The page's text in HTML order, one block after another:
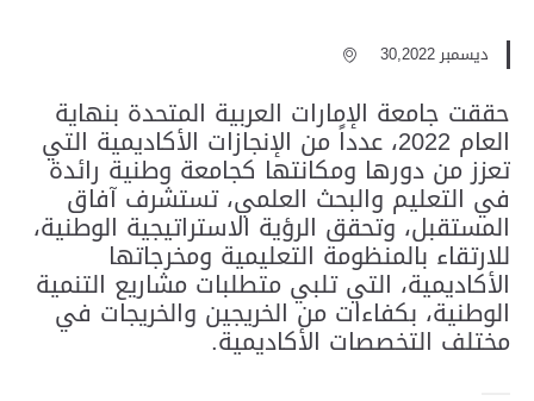
ديسمبر 30,2022
حققت جامعة الإمارات العربية المتحدة بنهاية
العام 2022، عدداً من الإنجازات الأكاديمية التي
تعزز من دورها ومكانتها كجامعة وطنية رائدة
في التعليم والبحث العلمي، تستشرف آفاق
المستقبل، وتحقق الرؤية الاستراتيجية الوطنية،
للارتقاء بالمنظومة التعليمية ومخرجاتها
الأكاديمية، التي تلبي متطلبات مشاريع التنمية
الوطنية، بكفاءات من الخريجين والخريجات في
مختلف التخصصات الأكاديمية.